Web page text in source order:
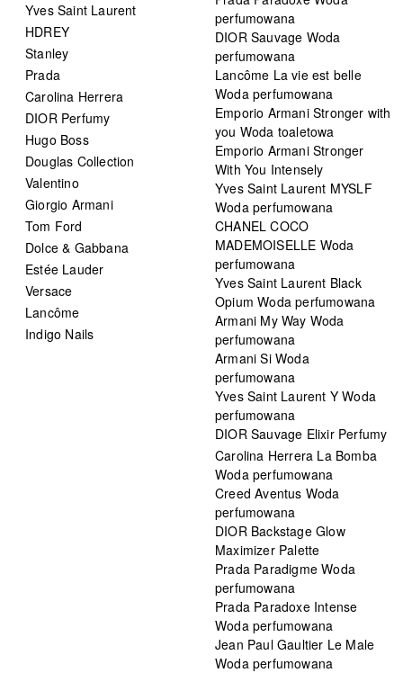
Yves Saint Laurent
HDREY
Stanley
Prada
Carolina Herrera
DIOR Perfumy
Hugo Boss
Douglas Collection
Valentino
Giorgio Armani
Tom Ford
Dolce & Gabbana
Estée Lauder
Versace
Lancôme
Indigo Nails
perfumowana
DIOR Sauvage Woda
perfumowana
Lancôme La vie est belle
Woda perfumowana
Emporio Armani Stronger with
you Woda toaletowa
Emporio Armani Stronger
With You Intensely
Yves Saint Laurent MYSLF
Woda perfumowana
CHANEL COCO
MADEMOISELLE Woda
perfumowana
Yves Saint Laurent Black
Opium Woda perfumowana
Armani My Way Woda
perfumowana
Armani Si Woda
perfumowana
Yves Saint Laurent Y Woda
perfumowana
DIOR Sauvage Elixir Perfumy
Carolina Herrera La Bomba
Woda perfumowana
Creed Aventus Woda
perfumowana
DIOR Backstage Glow
Maximizer Palette
Prada Paradigme Woda
perfumowana
Prada Paradoxe Intense
Woda perfumowana
Jean Paul Gaultier Le Male
Woda perfumowana